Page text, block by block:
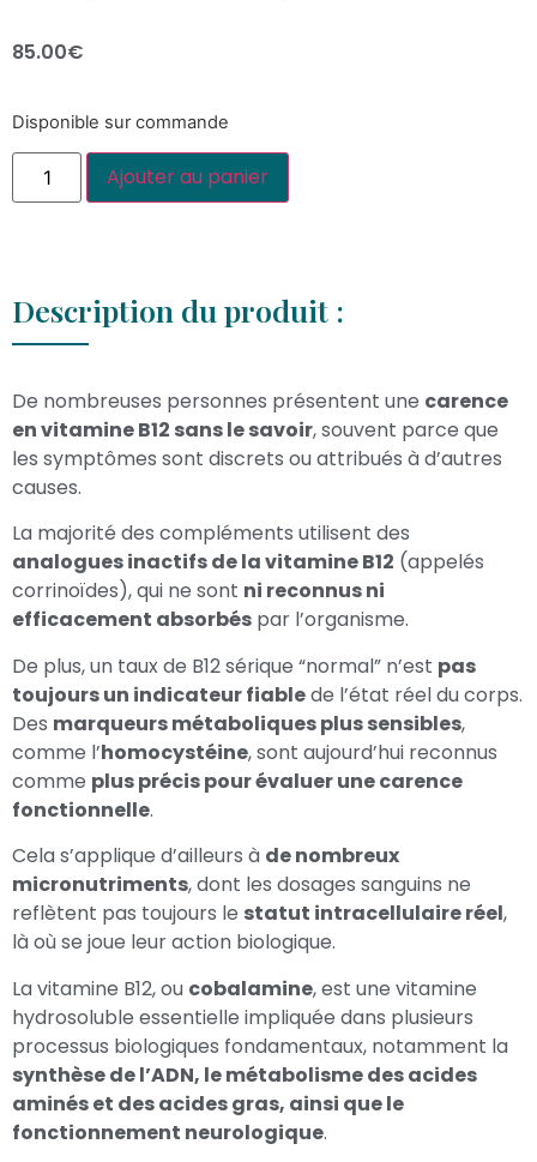
85.00€
Disponible sur commande
Ajouter au panier
Description du produit :
De nombreuses personnes présentent une carence
en vitamine B12 sans le savoir, souvent parce que
les symptômes sont discrets ou attribués à d’autres
causes.
La majorité des compléments utilisent des
analogues inactifs de la vitamine B12 (appelés
corrinoïdes), qui ne sont ni reconnus ni
efficacement absorbés par l’organisme.
De plus, un taux de B12 sérique “normal” n’est pas
toujours un indicateur fiablede l’état réel du corps.
Des marqueurs métaboliques plus sensibles,
comme l’homocystéine, sont aujourd’hui reconnus
comme plus précis pour évaluer une carence
fonctionnelle.
Cela s’applique d’ailleurs à de nombreux
micronutriments, dont les dosages sanguins ne
reflètent pas toujours le statut intracellulaire réel,
là où se joue leur action biologique.
La vitamine B12, ou cobalamine, est une vitamine
hydrosoluble essentielle impliquée dans plusieurs
processus biologiques fondamentaux, notamment la
synthèse de l’ADN, le métabolisme des acides
aminés et des acides gras, ainsi que le
fonctionnement neurologique.